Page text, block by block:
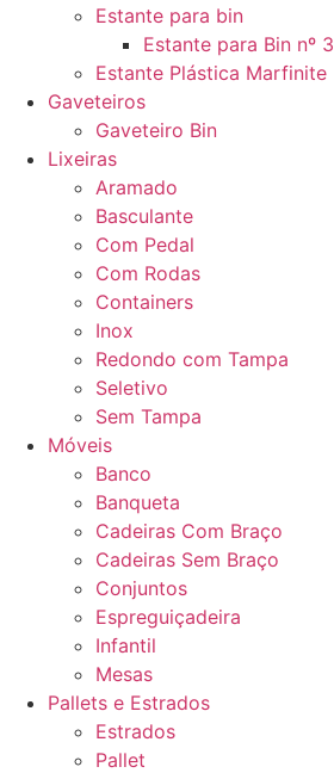
Estante para bin
Estante para Bin nº 3
Estante Plástica Marfinite
Gaveteiros
Gaveteiro Bin
Lixeiras
Aramado
Basculante
Com Pedal
Com Rodas
Containers
Inox
Redondo com Tampa
Seletivo
Sem Tampa
Móveis
Banco
Banqueta
Cadeiras Com Braço
Cadeiras Sem Braço
Conjuntos
Espreguiçadeira
Infantil
Mesas
Pallets e Estrados
Estrados
Pallet